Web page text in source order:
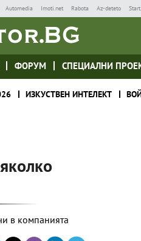
Automedia Imoti.net Rabota Az-deteto
ФОРУМ СПЕЦИАЛНИ
ИЗКУСТВЕН ИНТЕЛЕКТ
в компанията